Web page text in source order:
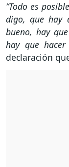
“Todo es
digo, que hay
bueno, hay
hay que hacer
declaración